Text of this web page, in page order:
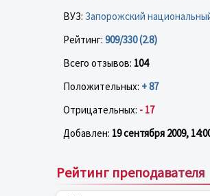
ВУЗ: Запорожский
Рейтинг: 909/330 (2.8)
Всего отзывов: 104
Положительных: + 87
Отрицательных: - 17
Добавлен: 19 сентября 2009,
Рейтинг преподавателя